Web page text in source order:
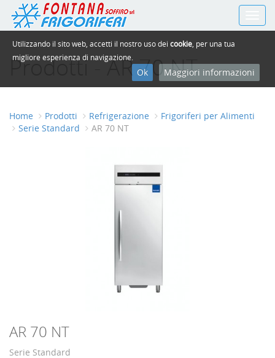
Prodotti - AR 70 NT
Home Prodotti Refrigerazione
Frigoriferi per Alimenti
Serie Standard
AR 70 NT
AR 70 NT
Serie Standard
Utilizzando il sito web, accetti il nostro uso dei cookie , per una tua
migliore esperienza di navigazione.
Maggiori informazioni
Ok